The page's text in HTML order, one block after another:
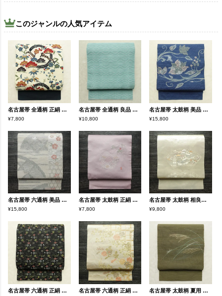
このジャンルの人気アイテム
名古屋帯 全通柄 正絹 古典柄 名古屋仕立て なごや帯 リサイクル帯 帯 クリーム
¥7,800
名古屋帯 全通柄 良品 夏用 混紡 縞柄・線柄 松葉仕立て なごや帯 リサイクル帯 帯 青・紺
¥10,800
名古屋帯 太鼓柄 美品 正絹 花柄 松葉仕立て なごや帯 リサイクル帯 帯 青・紺
¥15,800
名古屋帯 六通柄 美品 夏用 混紡 木の葉・植物柄 通し仕立て なごや帯 リサイクル帯 帯 未使用品 グレー
¥15,800
名古屋帯 太鼓柄 正絹 木の葉・植物柄 名古屋仕立て なごや帯 リサイクル帯 帯 銀糸 紫・藤色
¥7,800
名古屋帯 太鼓柄 相良刺繍 正絹 古典柄 名古屋仕立て なごや帯 リサイクル帯 帯 刺繍 箔 クリーム
¥9,800
名古屋帯 六通柄 正絹 古典柄 通し仕立て なごや帯 リサイクル帯 比翼仕立て 帯 黒 名古屋帯 六通柄 正絹 花柄 名古屋仕立て なごや帯 リサイクル帯 帯 箔 金糸 ベージュ 名古屋帯 太鼓柄 夏用 正絹 木の葉・植物柄 松葉仕立て なごや帯 リサイクル帯 帯 緑・うぐいす色